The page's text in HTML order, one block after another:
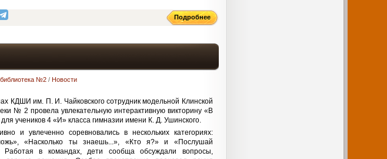
Подробнее
библиотека №2 /Новости
КДШИ им. П. И. Чайковского сотрудник модельной Клинской
№ 2 провела увлекательную интерактивную викторину «В
учеников 4 «И» класса гимназии имени К. Д. Ушинского.
и увлеченно соревновались в нескольких категориях:
«Насколько ты знаешь...», «Кто я?» и «Послушай
Работая в командах, дети сообща обсуждали вопросы,